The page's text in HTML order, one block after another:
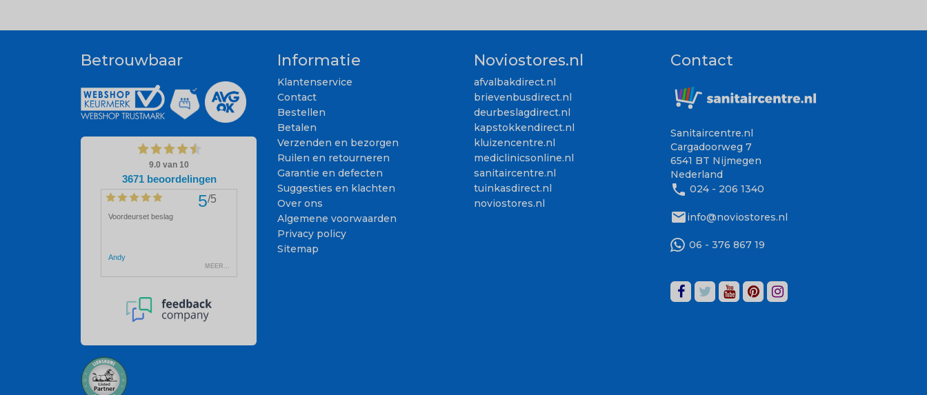
Betrouwbaar Informatie
Klantenservice
Contact
Bestellen
Betalen
Verzenden en bezorgen
Ruilen en retourneren
Garantie en defecten
Suggesties en klachten
Over ons
Algemene voorwaarden
Privacy policy
Sitemap
Noviostores.nl
afvalbakdirect.nl
brievenbusdirect.nl
deurbeslagdirect.nl
kapstokkendirect.nl
kluizencentre.nl
mediclinicsonline.nl
sanitaircentre.nl
tuinkasdirect.nl
noviostores.nl
Contact
Sanitaircentre.nl
Cargadoorweg 7
6541 BT Nijmegen
Nederland
phone 024 - 206 1340
mailinfo@noviostores.nl
06 - 376 867 19